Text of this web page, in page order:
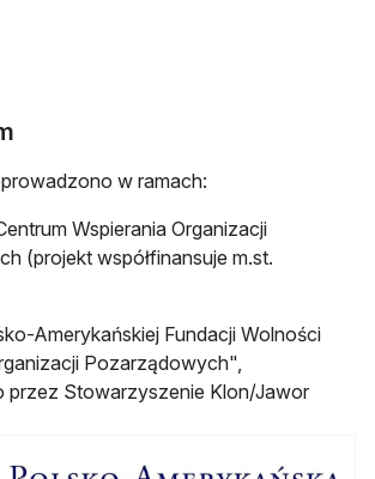
w ramach:
Wspierania Organizacji
(projekt współfinansuje m.st.
Amerykańskiej Fundacji Wolności
Pozarządowych",
przez Stowarzyszenie Klon/Jawor